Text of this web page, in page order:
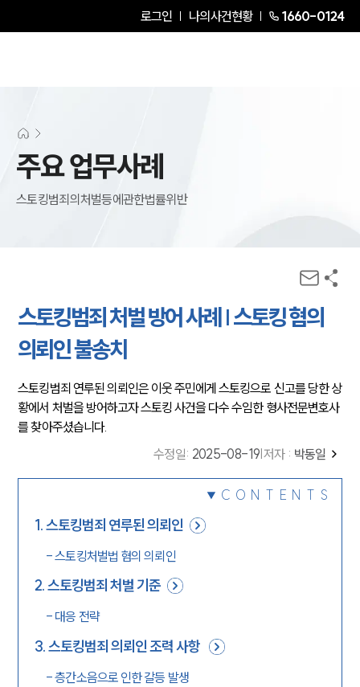
로그인 나의사건현황 1660-0124
주요 업무사례
스토킹범죄의처벌등에관한법률위반
스토킹범죄 처벌 방어 사례 | 스토킹 혐의
의뢰인 불송치
스토킹범죄 연루된 의뢰인은 이웃 주민에게 스토킹으로 신고를 당한 상
황에서 처벌을 방어하고자 스토킹 사건을 다수 수임한 형사전문변호사
를 찾아주셨습니다.
수정일: 2025-08-19 저자 : 박동일
CONTENTS
1.스토킹범죄 연루된 의뢰인
-스토킹처벌법 혐의 의뢰인
2.스토킹범죄 처벌 기준
- 대응 전략
3.스토킹범죄 의뢰인 조력 사항
-층간소음으로 인한 갈등 발생